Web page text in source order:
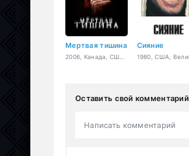
Мертвая тишина Сияние
Оставить свой комментарий
Написать комментарий